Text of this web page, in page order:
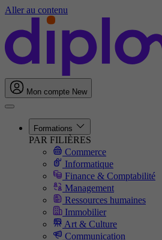
Aller au contenu
Mon compte New
Formations
PAR FILIÈRES
Commerce
Informatique
Finance & Comptabilité
Management
Ressources humaines
Immobilier
Art & Culture
Communication